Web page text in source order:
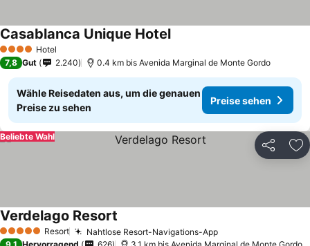
4 Sterne Hotel
Casablanca Unique Hotel
7,8 Gut 2.240 0.4 km bis Avenida Marginal de Monte Gordo
Wähle Reisedaten aus, um die genauen
Preise zu sehen
Preise sehen
Teilen
Beliebte Wahl
5 Sterne Resort Nahtlose Resort-Navigations-App
Verdelago Resort